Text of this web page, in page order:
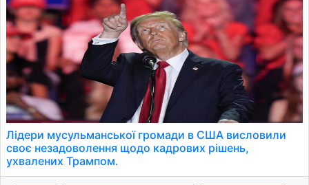
Лідери мусульманської громади в США висловили
своє незадоволення щодо кадрових рішень,
ухвалених Трампом.